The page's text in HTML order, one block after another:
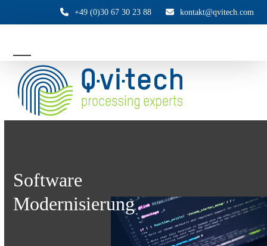
+49 (0)30 67 30 23 88 kontakt@qvitech.com
Open
mobile
menu
Close
mobile
menu
Software
Modernisierung